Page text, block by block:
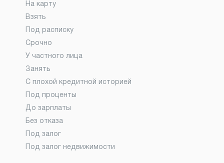
На карту
Взять
Под расписку
Срочно
У частного лица
Занять
С плохой кредитной историей
Под проценты
До зарплаты
Без отказа
Под залог
Под залог недвижимости